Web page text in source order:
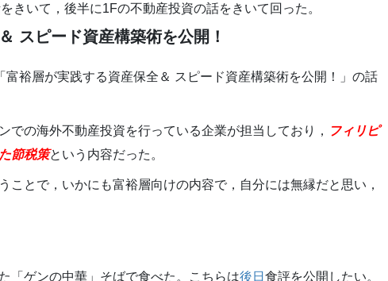
きいて，後半に1Fの不動産投資の話をきいて回った。
スピード資産構築術を公開！
富裕層が実践する資産保全＆ スピード資産構築術を公開！」の話
での海外不動産投資を行っている企業が担当しており，
フィリピ
節税策という内容だった。
ことで，いかにも富裕層向けの内容で，自分には無縁だと思い，
「ゲンの中華」そばで食べた。こちらは後日 食評を公開したい。